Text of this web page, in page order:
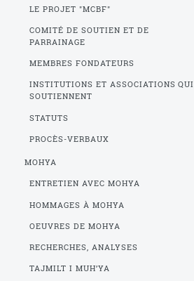
LE PROJET "MCBF"
COMITÉ DE SOUTIEN ET DE
PARRAINAGE
MEMBRES FONDATEURS
INSTITUTIONS ET ASSOCIATIONS QUI
SOUTIENNENT
STATUTS
PROCÈS-VERBAUX
MOHYA
ENTRETIEN AVEC MOHYA
HOMMAGES À MOHYA
OEUVRES DE MOHYA
RECHERCHES, ANALYSES
TAJMILT I MUH’YA